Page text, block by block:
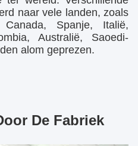
naar vele landen, zoals
Spanje, Italië,
Australië, Saoedi-
alom geprezen.
De Fabriek